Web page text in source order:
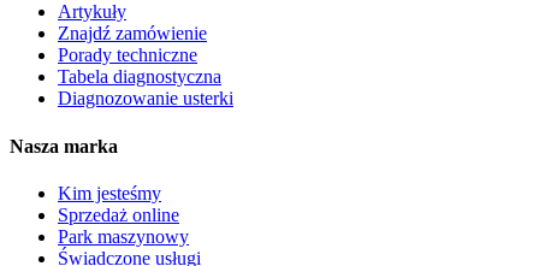
Artykuły
Znajdź zamówienie
Porady techniczne
Tabela diagnostyczna
Diagnozowanie usterki
Nasza marka
Kim jesteśmy
Sprzedaż online
Park maszynowy
Świadczone usługi